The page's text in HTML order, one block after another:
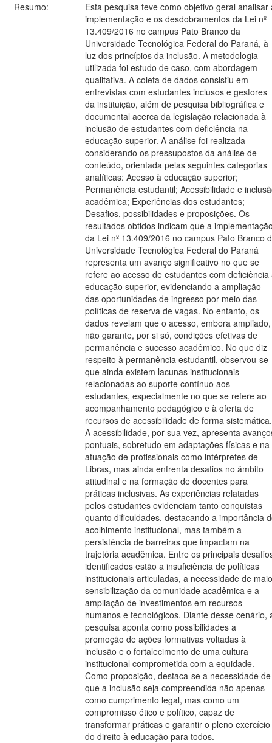
Resumo:
Esta pesquisa teve como objetivo geral analisar
implementação e os desdobramentos da Lei nº
13.409/2016 no campus Pato Branco da
Universidade Tecnológica Federal do Paraná, à
luz dos princípios da inclusão. A metodologia
utilizada foi estudo de caso, com abordagem
qualitativa. A coleta de dados consistiu em
entrevistas com estudantes inclusos e gestores
da instituição, além de pesquisa bibliográfica e
documental acerca da legislação relacionada à
inclusão de estudantes com deficiência na
educação superior. A análise foi realizada
considerando os pressupostos da análise de
conteúdo, orientada pelas seguintes categorias
analíticas: Acesso à educação superior;
Permanência estudantil; Acessibilidade e
acadêmica; Experiências dos estudantes;
Desafios, possibilidades e proposições. Os
resultados obtidos indicam que a
da Lei nº 13.409/2016 no campus Pato Branco
Universidade Tecnológica Federal do Paraná
representa um avanço significativo no que se
refere ao acesso de estudantes com deficiência
educação superior, evidenciando a ampliação
das oportunidades de ingresso por meio das
políticas de reserva de vagas. No entanto, os
dados revelam que o acesso, embora ampliado,
não garante, por si só, condições efetivas de
permanência e sucesso acadêmico. No que diz
respeito à permanência estudantil, observou-se
que ainda existem lacunas institucionais
relacionadas ao suporte contínuo aos
estudantes, especialmente no que se refere ao
acompanhamento pedagógico e à oferta de
recursos de acessibilidade de forma sistemática.
A acessibilidade, por sua vez, apresenta
pontuais, sobretudo em adaptações físicas e na
atuação de profissionais como intérpretes de
Libras, mas ainda enfrenta desafios no âmbito
atitudinal e na formação de docentes para
práticas inclusivas. As experiências relatadas
pelos estudantes evidenciam tanto conquistas
quanto dificuldades, destacando a importância
acolhimento institucional, mas também a
persistência de barreiras que impactam na
trajetória acadêmica. Entre os principais
identificados estão a insuficiência de políticas
institucionais articuladas, a necessidade de
sensibilização da comunidade acadêmica e a
ampliação de investimentos em recursos
humanos e tecnológicos. Diante desse cenário,
pesquisa aponta como possibilidades a
promoção de ações formativas voltadas à
inclusão e o fortalecimento de uma cultura
institucional comprometida com a equidade.
Como proposição, destaca-se a necessidade de
que a inclusão seja compreendida não apenas
como cumprimento legal, mas como um
compromisso ético e político, capaz de
transformar práticas e garantir o pleno exercício
do direito à educação para todos.